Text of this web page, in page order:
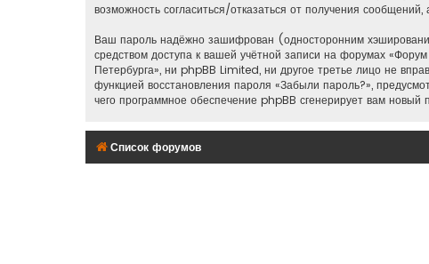
возможность согласиться/отказаться от получения
Ваш пароль надёжно зашифрован (односторонним
средством доступа к вашей учётной записи на форумах
Петербурга», ни phpBB Limited, ни другое третье лицо не
функцией восстановления пароля «Забыли пароль?»,
чего программное обеспечение phpBB сгенерирует вам новый
Список форумов